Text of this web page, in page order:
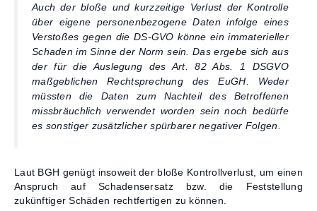
Auch der bloße und kurzzeitige Verlust der Kontrolle
über eigene personenbezogene Daten infolge eines
Verstoßes gegen die DS-GVO könne ein immaterieller
Schaden im Sinne der Norm sein. Das ergebe sich aus
der für die Auslegung des Art. 82 Abs. 1 DSGVO
maßgeblichen Rechtsprechung des EuGH. Weder
müssten die Daten zum Nachteil des Betroffenen
missbräuchlich verwendet worden sein noch bedürfe
es sonstiger zusätzlicher spürbarer negativer Folgen.
Laut BGH genügt insoweit der bloße Kontrollverlust, um einen
Anspruch auf Schadensersatz bzw. die Feststellung
zukünftiger Schäden rechtfertigen zu können.